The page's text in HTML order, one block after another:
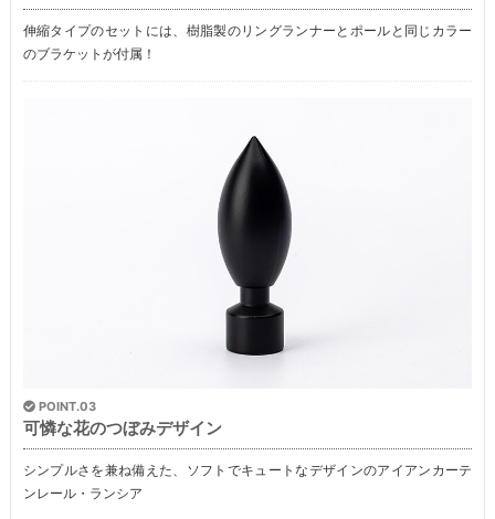
伸縮タイプのセットには、樹脂製のリングランナーとポールと同じカラー
のブラケットが付属！
POINT.03
可憐な花のつぼみデザイン
シンプルさを兼ね備えた、ソフトでキュートなデザインのアイアンカーテ
ンレール・ランシア